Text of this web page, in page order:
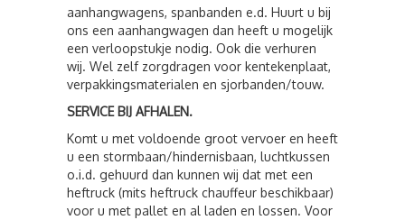
aanhangwagens, spanbanden e.d. Huurt u bij
ons een aanhangwagen dan heeft u mogelijk
een verloopstukje nodig. Ook die verhuren
wij. Wel zelf zorgdragen voor kentekenplaat,
verpakkingsmaterialen en sjorbanden/touw.
SERVICE BIJ AFHALEN.
Komt u met voldoende groot vervoer en heeft
u een stormbaan/hindernisbaan, luchtkussen
o.i.d. gehuurd dan kunnen wij dat met een
heftruck (mits heftruck chauffeur beschikbaar)
voor u met pallet en al laden en lossen. Voor